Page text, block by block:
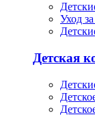
Уход
Детская